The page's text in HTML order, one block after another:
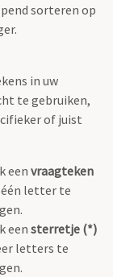
sorteren op
in uw
te gebruiken,
of juist
eenvraagteken
letter te
eensterretje (*)
letters te